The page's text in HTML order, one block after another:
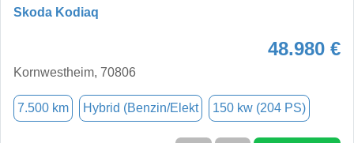
Skoda Kodiaq
48.980 €
Kornwestheim, 70806
7.500 km Hybrid (Benzin/Elekt 150 kw (204 PS)